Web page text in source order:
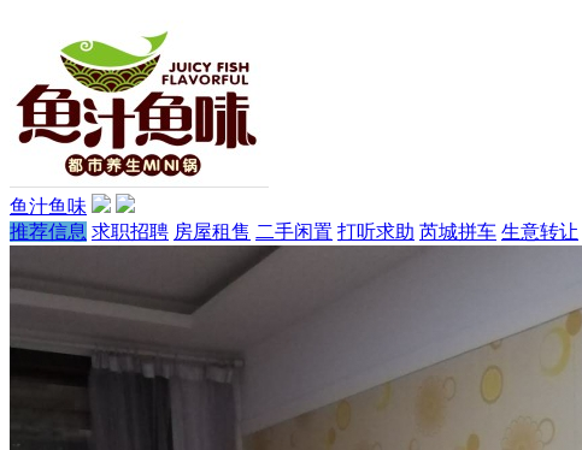
鱼汁鱼味
推荐信息 求职招聘 房屋租售 二手闲置 打听求助 芮城拼车 生意转让